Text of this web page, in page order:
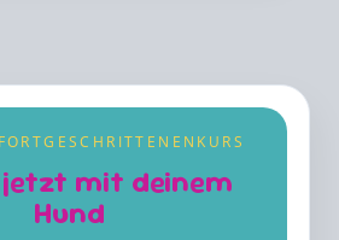
mit deinem
Hund